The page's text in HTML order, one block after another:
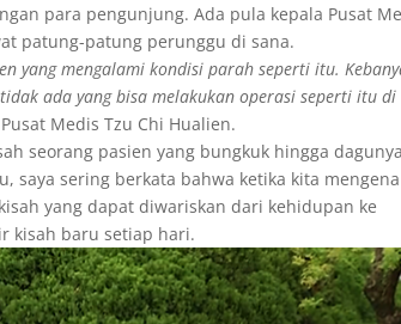
para pengunjung. Ada pula kepala Pusat
patung-patung perunggu di sana.
yang mengalami kondisi parah seperti itu.
ada yang bisa melakukan operasi seperti itu di
Medis Tzu Chi Hualien.
seorang pasien yang bungkuk hingga
saya sering berkata bahwa ketika kita
yang dapat diwariskan dari kehidupan ke
kisah baru setiap hari.